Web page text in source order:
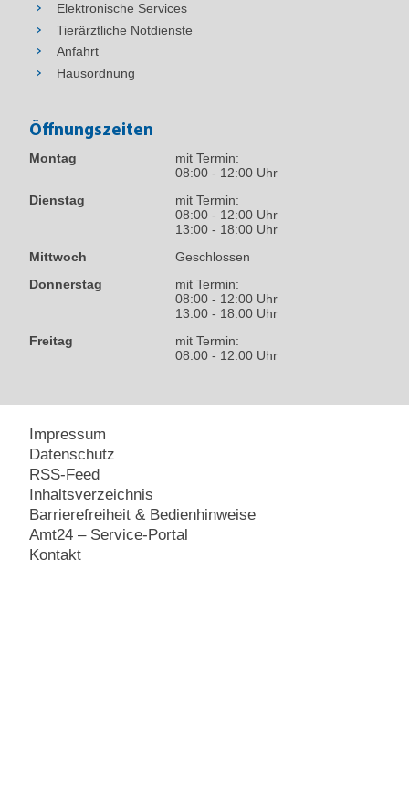
Elektronische Services
Tierärztliche Notdienste
Anfahrt
Hausordnung
Öffnungszeiten
Montag
mit Termin:
08:00 - 12:00 Uhr
Dienstag
mit Termin:
08:00 - 12:00 Uhr
13:00 - 18:00 Uhr
Mittwoch
Geschlossen
Donnerstag
mit Termin:
08:00 - 12:00 Uhr
13:00 - 18:00 Uhr
Freitag
mit Termin:
08:00 - 12:00 Uhr
Impressum
Datenschutz
RSS-Feed
Inhaltsverzeichnis
Barrierefreiheit & Bedienhinweise
Amt24 – Service-Portal
Kontakt